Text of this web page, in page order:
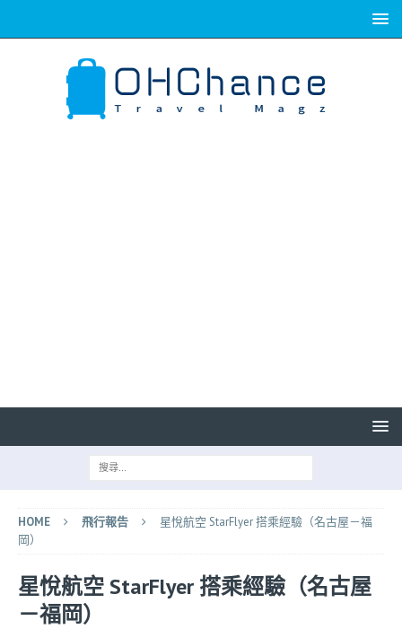
HOME 飛行報告
星悅航空 StarFlyer 搭乘經驗（名古屋－福
岡）
星悅航空 StarFlyer 搭乘經驗（名古屋
－福岡）